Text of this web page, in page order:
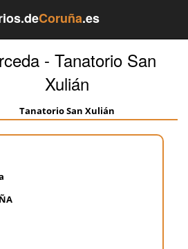
Coruña.es
- Tanatorio San
Xulián
Tanatorio San Xulián